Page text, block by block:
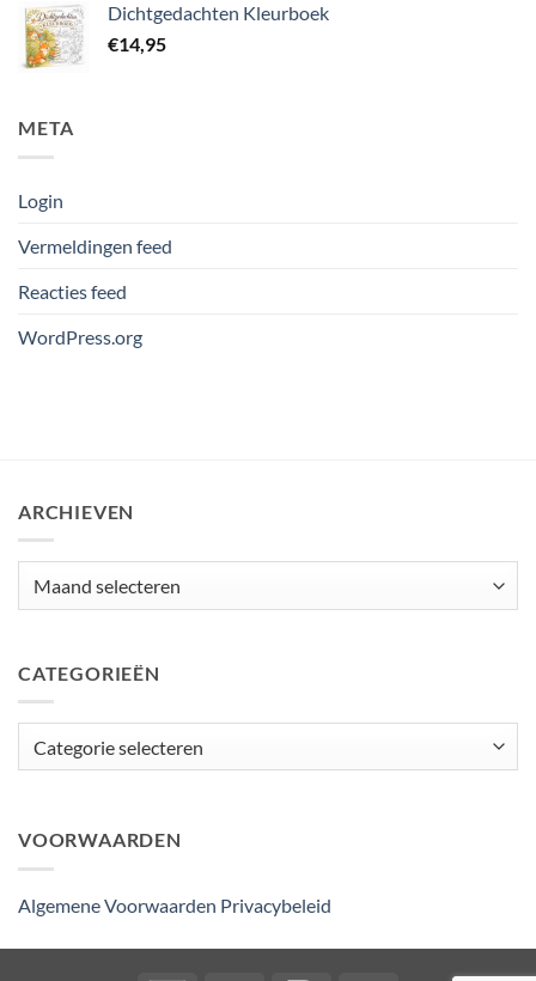
Dichtgedachten Kleurboek
€14,95
META
Login
Vermeldingen feed
Reacties feed
WordPress.org
ARCHIEVEN
CATEGORIEËN
VOORWAARDEN
Algemene Voorwaarden Privacybeleid